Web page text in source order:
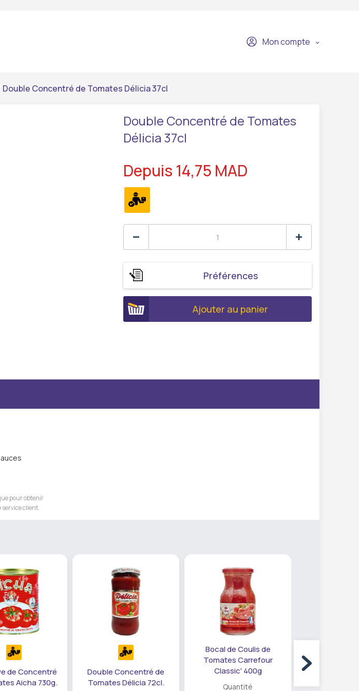
Mon compte
Double Concentré de Tomates Délicia 37cl
Double Concentré de Tomates
Délicia 37cl
Depuis 14,75 MAD
Préférences
Ajouter au panier
pour obtenir
client.
de Concentré
Aicha 730g.
Double Concentré de
Tomates Délicia 72cl.
Bocal de Coulis de
Tomates Carrefour
Classic' 400g
Quantité